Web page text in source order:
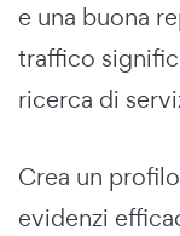
e una buona
traffico
ricerca di
Crea un
evidenzi